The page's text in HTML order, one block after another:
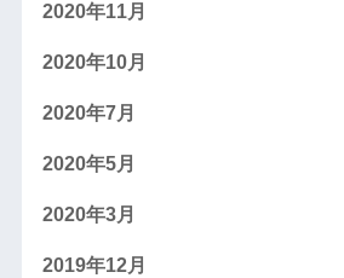
2020年11月
2020年10月
2020年7月
2020年5月
2020年3月
2019年12月